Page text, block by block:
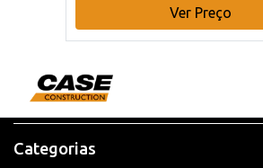
Ver Preço
Categorias